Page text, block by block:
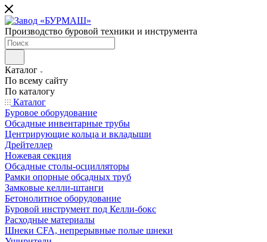
Производство буровой техники и инструмента
Каталог
По всему сайту
По каталогу
Каталог
Буровое оборудование
Обсадные инвентарные трубы
Центрирующие кольца и вкладыши
Дрейтеллер
Ножевая секция
Обсадные столы-осцилляторы
Рамки опорные обсадных труб
Замковые келли-штанги
Бетонолитное оборудование
Буровой инструмент под Келли-бокс
Расходные материалы
Шнеки CFA, непрерывные полые шнеки